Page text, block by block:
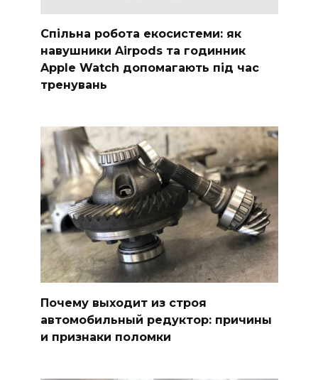
Спільна робота екосистеми: як
навушники Airpods та годинник
Apple Watch допомагають під час
тренувань
Почему выходит из строя
автомобильный редуктор: причины
и признаки поломки